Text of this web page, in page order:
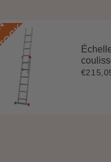
Prix